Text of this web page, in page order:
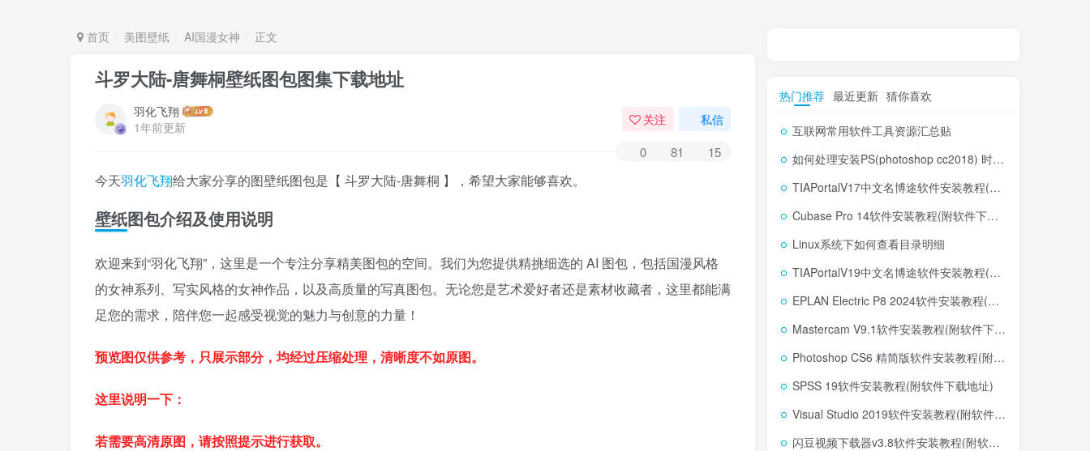
首页 美图壁纸 AI国漫女神 正文
斗罗大陆-唐舞桐壁纸图包图集下载地址
羽化飞翔
1年前更新
关注 私信
0 81 15
今天羽化飞翔给大家分享的图壁纸图包是【 斗罗大陆-唐舞桐 】，希望大家能够喜欢。
壁纸图包介绍及使用说明
欢迎来到“羽化飞翔”，这里是一个专注分享精美图包的空间。我们为您提供精挑细选的 AI 图包，包括国漫风格
的女神系列、写实风格的女神作品，以及高质量的写真图包。无论您是艺术爱好者还是素材收藏者，这里都能满
足您的需求，陪伴您一起感受视觉的魅力与创意的力量！
预览图仅供参考，只展示部分，均经过压缩处理，清晰度不如原图。
这里说明一下：
若需要高清原图，请按照提示进行获取。
热门推荐 最近更新 猜你喜欢
互联网常用软件工具资源汇总贴
如何处理安装PS(photoshop cc2018) 时，提示系统或者IE浏览器需要升级
TIAPortalV17中文名博途软件安装教程(附软件下载地址)
Cubase Pro 14软件安装教程(附软件下载地址)
Linux系统下如何查看目录明细
TIAPortalV19中文名博途软件安装教程(附软件下载地址)
EPLAN Electric P8 2024软件安装教程(附软件下载地址)
Mastercam V9.1软件安装教程(附软件下载地址)
Photoshop CS6 精简版软件安装教程(附软件下载地址)
SPSS 19软件安装教程(附软件下载地址)
Visual Studio 2019软件安装教程(附软件下载地址)
闪豆视频下载器v3.8软件安装教程(附软件下载地址)